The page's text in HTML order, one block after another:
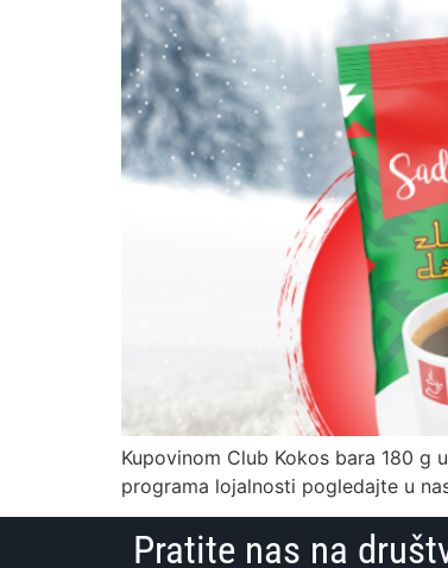
Kupovinom Club Kokos bara 180 g
programa lojalnosti pogledajte u
Pratite nas na